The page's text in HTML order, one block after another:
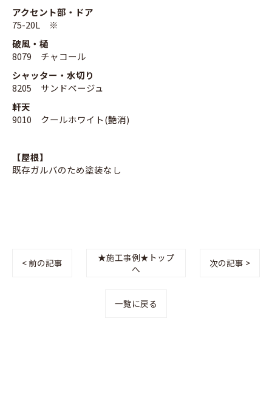
アクセント部・ドア
75-20L ※
破風・樋
8079 チャコール
シャッター・水切り
8205 サンドベージュ
軒天
9010 クールホワイト(艶消)
【屋根】
既存ガルバのため塗装なし
< 前の記事
★施工事例★トップ
へ
次の記事 >
一覧に戻る